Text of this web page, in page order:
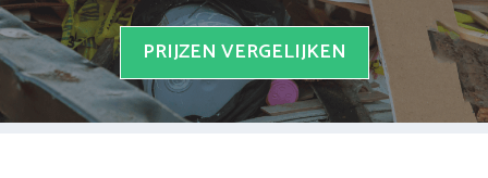
PRIJZEN VERGELIJKEN